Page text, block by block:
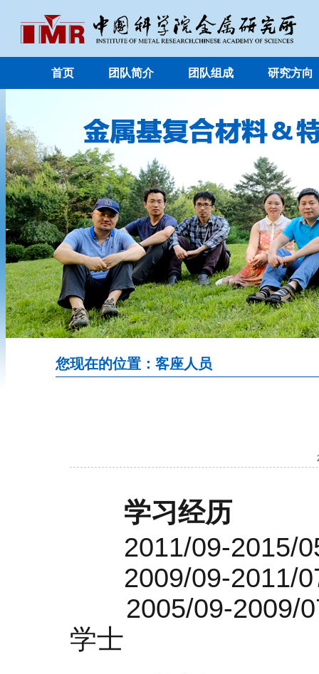
首页 团队简介 团队组成 研究方向
您现在的位置：客座人员
学习经历
2011/09-2015/05
2009/09-2011/07
2005/09-2009/
学士